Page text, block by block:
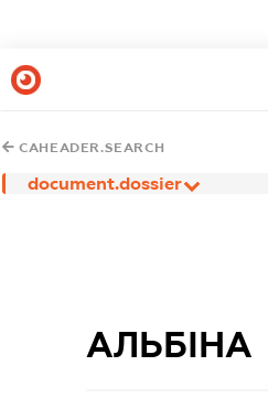
CAHEADER.SEARCH
document.dossier
АЛЬБІНА